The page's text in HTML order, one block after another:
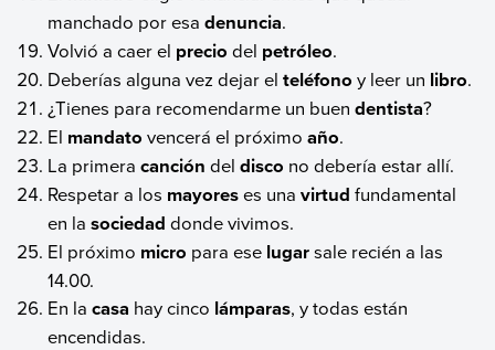
manchado por esadenuncia.
Volvió a caer el precio del petróleo.
Deberías alguna vez dejar elteléfono y leer un libro.
¿Tienes para recomendarme un buendentista?
El mandato vencerá el próximoaño.
La primeracanción deldisco no debería estar allí.
Respetar a los mayoreses unavirtud fundamental
en lasociedad donde vivimos.
El próximo micro para ese lugarsale recién a las
14.00.
En lacasa hay cinco lámparas, y todas están
encendidas.